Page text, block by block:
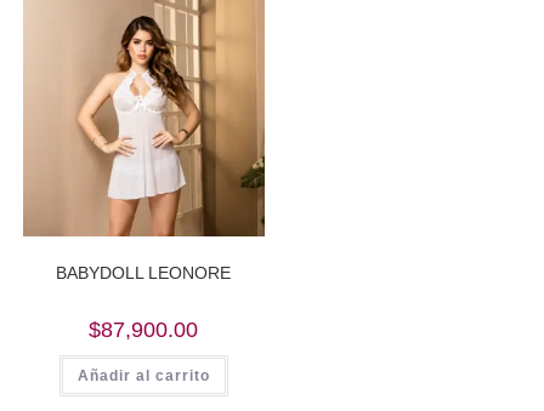
BABYDOLL LEONORE
$87,900.00
Añadir al carrito